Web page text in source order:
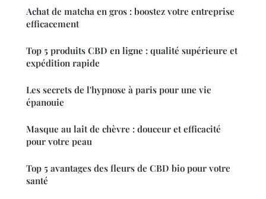
Achat de matcha en gros : boostez votre entreprise
efficacement
Top 5 produits CBD en ligne : qualité supérieure et
expédition rapide
Les secrets de l'hypnose à paris pour une vie
épanouie
Masque au lait de chèvre : douceur et efficacité
pour votre peau
Top 5 avantages des fleurs de CBD bio pour votre
santé